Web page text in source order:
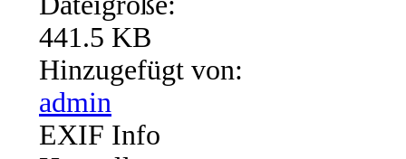
441.5 KB
Hinzugefügt von:
admin
EXIF Info